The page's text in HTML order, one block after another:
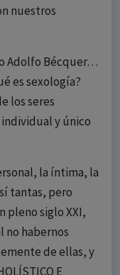
nuestros
Adolfo Bécquer…
es sexología?
los seres
y único
la íntima, la
tantas, pero
pleno siglo XXI,
no habernos
de ellas, y
E